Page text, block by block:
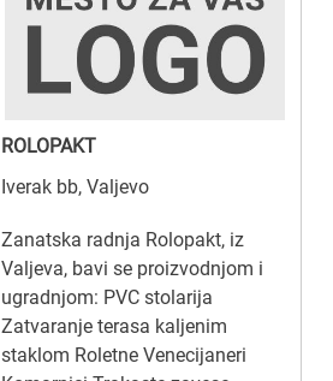
ROLOPAKT
Iverak bb, Valjevo
Zanatska radnja Rolopakt, iz
Valjeva, bavi se proizvodnjom i
ugradnjom: PVC stolarija
Zatvaranje terasa kaljenim
staklom Roletne Venecijaneri